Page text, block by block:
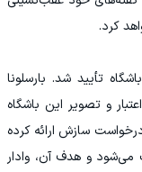
کرد.
تأیید شد. بارسلونا
و تصویر این باشگاه
سازش ارائه کرده
و هدف آن، وادار